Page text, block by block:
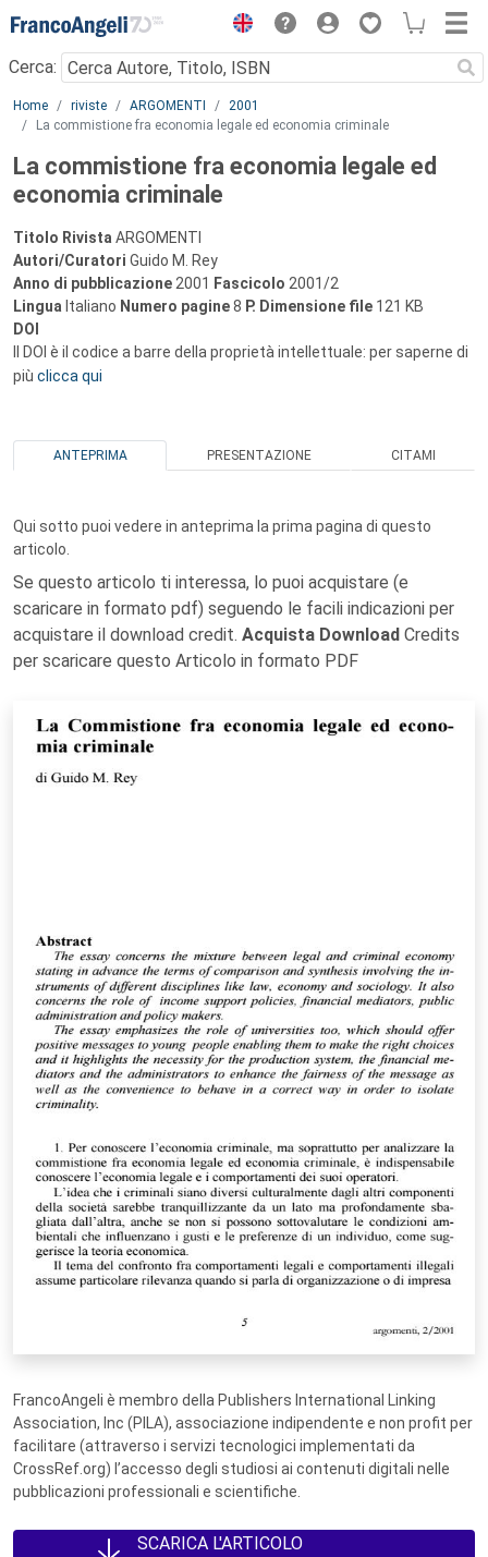
Menu
Cerca:
Main content
Home riviste ARGOMENTI
2001
La commistione fra economia legale ed economia criminale
La commistione fra economia legale ed
economia criminale
Titolo Rivista ARGOMENTI
Autori/Curatori Guido M. Rey
Anno di pubblicazione 2001 Fascicolo 2001/2
Lingua Italiano Numero pagine8 P. Dimensione file 121 KB
DOI
Il DOI è il codice a barre della proprietà intellettuale: per saperne di
più clicca qui
ANTEPRIMA PRESENTAZIONE CITAMI
Qui sotto puoi vedere in anteprima la prima pagina di questo
articolo.
Se questo articolo ti interessa, lo puoi acquistare (e
scaricare in formato pdf) seguendo le facili indicazioni per
acquistare il download credit. Acquista Download Credits
per scaricare questo Articolo in formato PDF
FrancoAngeli è membro della Publishers International Linking
Association, Inc (PILA), associazione indipendente e non profit per
facilitare (attraverso i servizi tecnologici implementati da
CrossRef.org) l’accesso degli studiosi ai contenuti digitali nelle
pubblicazioni professionali e scientifiche.
SCARICA L'ARTICOLO